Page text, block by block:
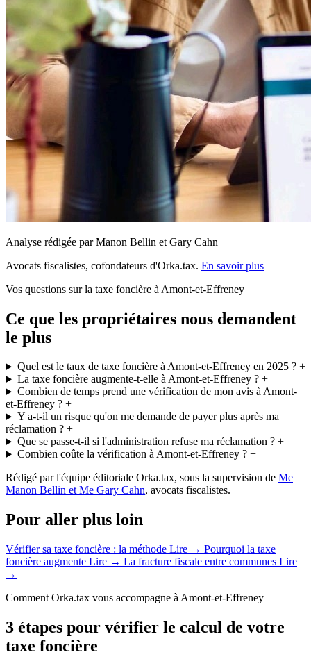
Analyse rédigée par Manon Bellin et Gary Cahn
Avocats fiscalistes, cofondateurs d'Orka.tax. En savoir plus
Vos questions sur la taxe foncière à Amont-et-Effreney
Ce que les propriétaires nous demandent
le plus
Quel est le taux de taxe foncière à Amont-et-Effreney en 2025 ?+
La taxe foncière augmente-t-elle à Amont-et-Effreney ?+
Combien de temps prend une vérification de mon avis à Amont-
et-Effreney ? +
Y a-t-il un risque qu'on me demande de payer plus après ma
réclamation ? +
Que se passe-t-il si l'administration refuse ma réclamation ?+
Combien coûte la vérification à Amont-et-Effreney ?+
Rédigé par l'équipe éditoriale Orka.tax, sous la supervision de Me
Manon Bellin et Me Gary Cahn, avocats fiscalistes.
Pour aller plus loin
Vérifier sa taxe foncière : la méthode Lire → Pourquoi la taxe
foncière augmente Lire → La fracture fiscale entre communes Lire
→
Comment Orka.tax vous accompagne à Amont-et-Effreney
3 étapes pour vérifier le calcul de votre
taxe foncière